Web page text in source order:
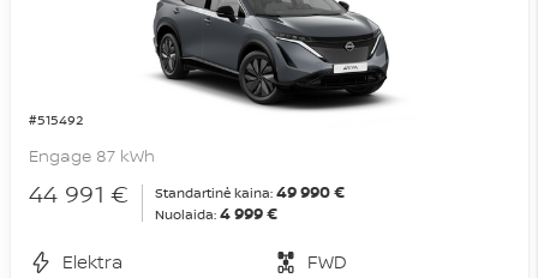
#515492
Engage 87 kWh
44 991 € Standartinė kaina: 49 990 €
Nuolaida: 4 999 €
Elektra
FWD